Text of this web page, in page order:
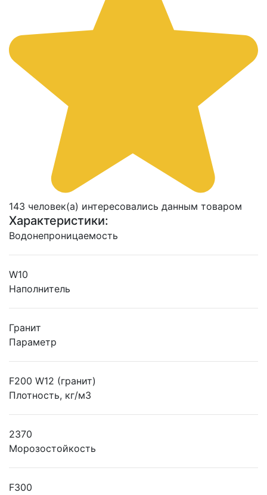
143 человек(а) интересовались данным товаром
Характеристики:
Водонепроницаемость
W10
Наполнитель
Гранит
Параметр
F200 W12 (гранит)
Плотность, кг/м3
2370
Морозостойкость
F300